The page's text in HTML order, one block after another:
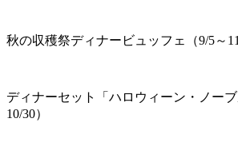
秋の収穫祭ディナービュッフェ（9/5～
ディナーセット「ハロウィーン・ノー
10/30）